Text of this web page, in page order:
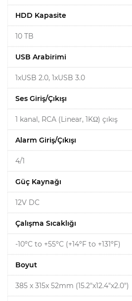
HDD Kapasite
10 TB
USB Arabirimi
1xUSB 2.0, 1xUSB 3.0
Ses Giriş/Çıkışı
1 kanal, RCA (Linear, 1KΩ) çıkış
Alarm Giriş/Çıkışı
4/1
Güç Kaynağı
12V DC
Çalışma Sıcaklığı
-10ºC to +55ºC (+14ºF to +131ºF)
Boyut
385 x 315x 52mm (15.2"x12.4"x2.0")